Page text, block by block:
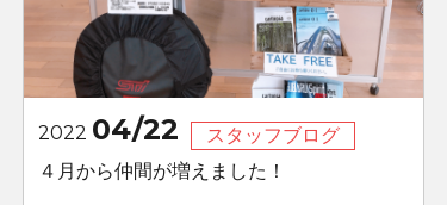
2022 04/22
スタッフブログ
４月から仲間が増えました！